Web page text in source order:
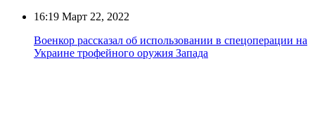
16:19 Март 22, 2022
Военкор рассказал об использовании в спецоперации на
Украине трофейного оружия Запада